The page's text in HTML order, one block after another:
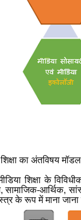
का अंतविषय मॉडल
शिक्षा के
,सामाजिक-आर्थिक,
के रूप में माना जाना